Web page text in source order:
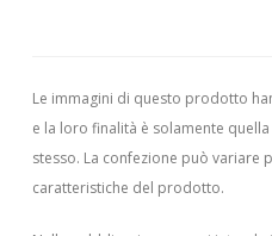
Le immagini di questo prodotto
e la loro finalità è solamente
stesso. La confezione può variare
caratteristiche del prodotto.